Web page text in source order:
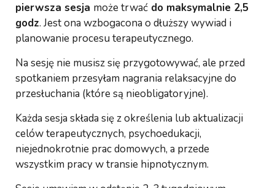
pierwsza sesja może trwać do maksymalnie 2,5
godz. Jest ona wzbogacona o dłuższy wywiad i
planowanie procesu terapeutycznego.
Na sesję nie musisz się przygotowywać, ale przed
spotkaniem przesyłam nagrania relaksacyjne do
przesłuchania (które są nieobligatoryjne).
Każda sesja składa się z określenia lub aktualizacji
celów terapeutycznych, psychoedukacji,
niejednokrotnie prac domowych, a przede
wszystkim pracy w transie hipnotycznym.